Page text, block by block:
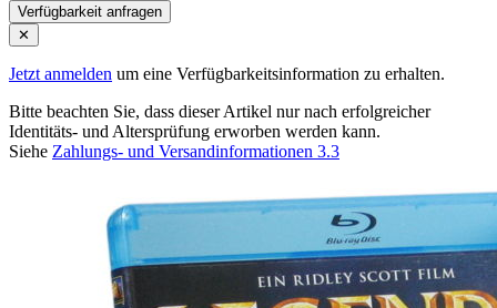
Verfügbarkeit anfragen
✕
Jetzt anmelden um eine Verfügbarkeitsinformation zu erhalten.
Bitte beachten Sie, dass dieser Artikel nur nach erfolgreicher
Identitäts- und Altersprüfung erworben werden kann.
Siehe Zahlungs- und Versandinformationen 3.3